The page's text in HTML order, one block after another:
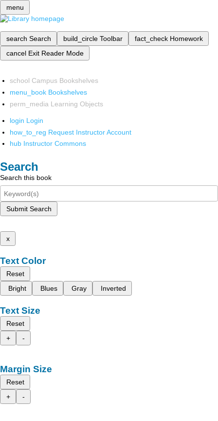
menu
search Search build_circle Toolbar fact_check Homework
cancel Exit Reader Mode
school Campus Bookshelves
menu_book Bookshelves
perm_media Learning Objects
login Login
how_to_reg Request Instructor Account
hub Instructor Commons
Search
Search this book
Submit Search
x
Text Color
Reset
Bright
Blues Gray Inverted
Text Size
Reset
+
-
Margin Size
Reset
+
-